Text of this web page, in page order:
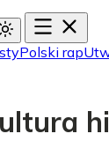
Polski rap